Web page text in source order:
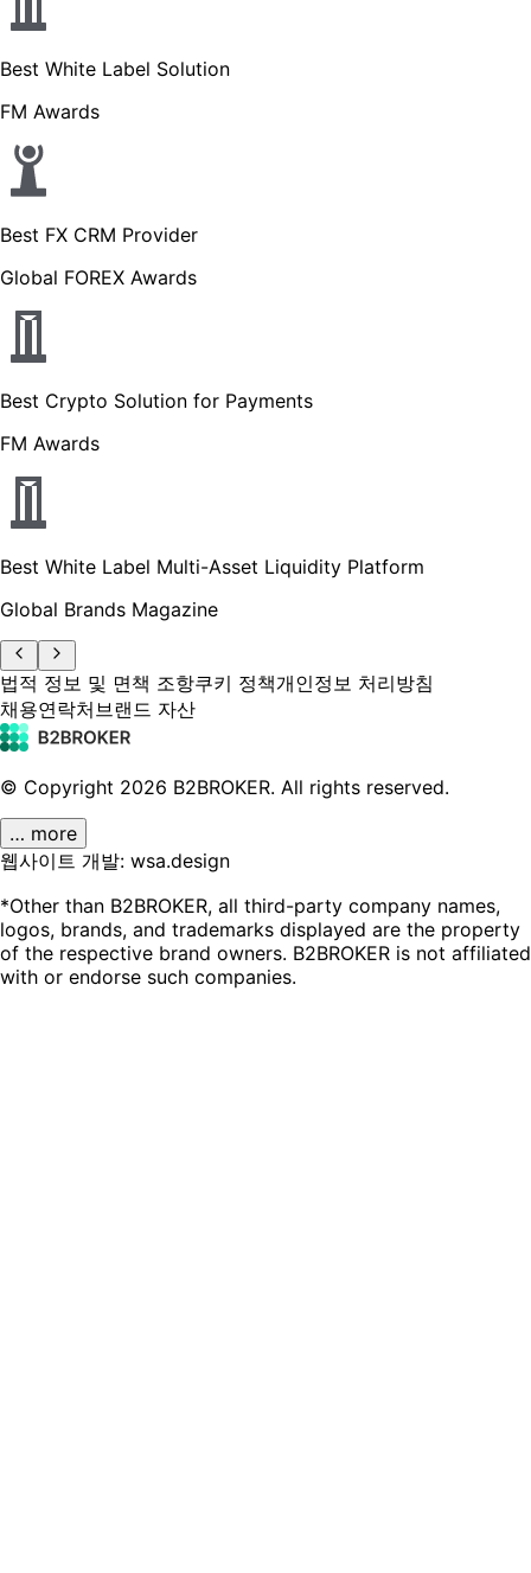
Best White Label Solution
FM Awards
Best FX CRM Provider
Global FOREX Awards
Best Crypto Solution for Payments
FM Awards
Best White Label Multi-Asset Liquidity Platform
Global Brands Magazine
법적 정보 및 면책 조항쿠키 정책개인정보 처리방침
채용연락처브랜드 자산
© Copyright 2026 B2BROKER. All rights reserved.
… more
웹사이트 개발: wsa.design
*Other than B2BROKER, all third-party company names,
logos, brands, and trademarks displayed are the property
of the respective brand owners. B2BROKER is not affiliated
with or endorse such companies.